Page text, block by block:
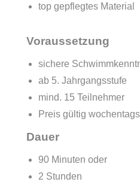
top gepflegtes Material
Voraussetzung
sichere
ab 5. Jahrgangsstufe
mind. 15 Teilnehmer
Preis gültig
Dauer
90 Minuten oder
2 Stunden